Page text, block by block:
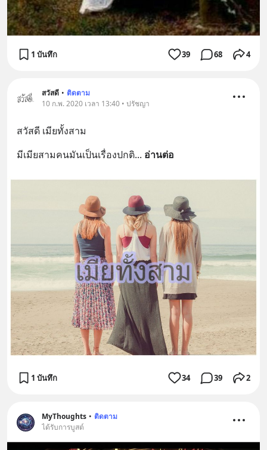
1 บันทึก 39 68 4
สวัสดี • ติดตาม
10 ก.พ. 2020 เวลา 13:40 • ปรัชญา
สวัสดี เมียทั้งสาม
มีเมียสามคนมันเป็นเรื่องปกติ... อ่านต่อ
1 บันทึก 34 39 2
MyThoughts • ติดตาม
ได้รับการบูสต์